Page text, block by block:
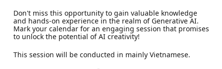
Don't miss this opportunity to gain valuable knowledge
and hands-on experience in the realm of Generative AI.
Mark your calendar for an engaging session that promises
to unlock the potential of AI creativity!
This session will be conducted in mainly Vietnamese.